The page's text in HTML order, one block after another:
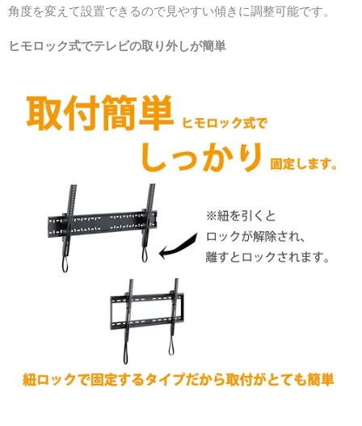
角度を変えて設置できるので見やすい傾きに調整可能です。
ヒモロック式でテレビの取り外しが簡単